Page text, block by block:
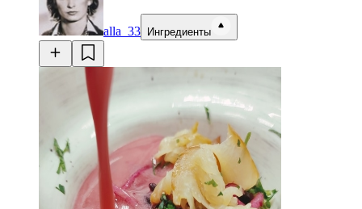
alla_33 Ингредиенты